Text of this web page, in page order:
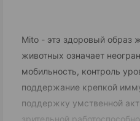
Mito - этэ здоровый образ
животных означает
мобильность, контроль
поддержание крепкой
поддержку умственной